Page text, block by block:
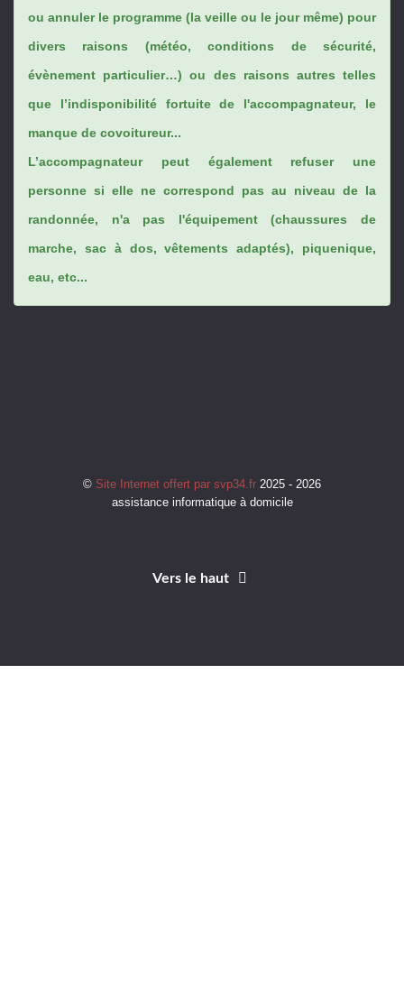
ou annuler le programme (la veille ou le jour même) pour
divers raisons (météo, conditions de sécurité,
évènement particulier…) ou des raisons autres telles
que l’indisponibilité fortuite de l'accompagnateur, le
manque de covoitureur...
L’accompagnateur peut également refuser une
personne si elle ne correspond pas au niveau de la
randonnée, n'a pas l'équipement (chaussures de
marche, sac à dos, vêtements adaptés), piquenique,
eau, etc...
© Site Internet offert par svp34.fr 2025 - 2026
assistance informatique à domicile
Vers le haut